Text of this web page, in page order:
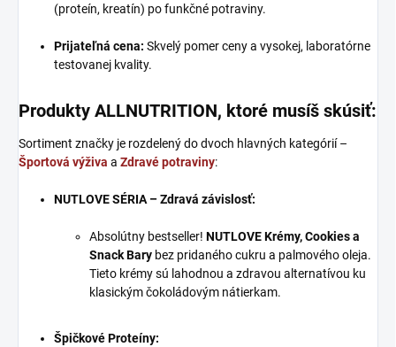
(proteín, kreatín) po funkčné potraviny.
Prijateľná cena: Skvelý pomer ceny a vysokej, laboratórne
testovanej kvality.
Produkty ALLNUTRITION, ktoré musíš skúsiť:
Sortiment značky je rozdelený do dvoch hlavných kategórií –
Športová výživa a Zdravé potraviny:
NUTLOVE SÉRIA – Zdravá závislosť:
Absolútny bestseller! NUTLOVE Krémy, Cookies a
Snack Bary bez pridaného cukru a palmového oleja.
Tieto krémy sú lahodnou a zdravou alternatívou ku
klasickým čokoládovým nátierkam.
Špičkové Proteíny: